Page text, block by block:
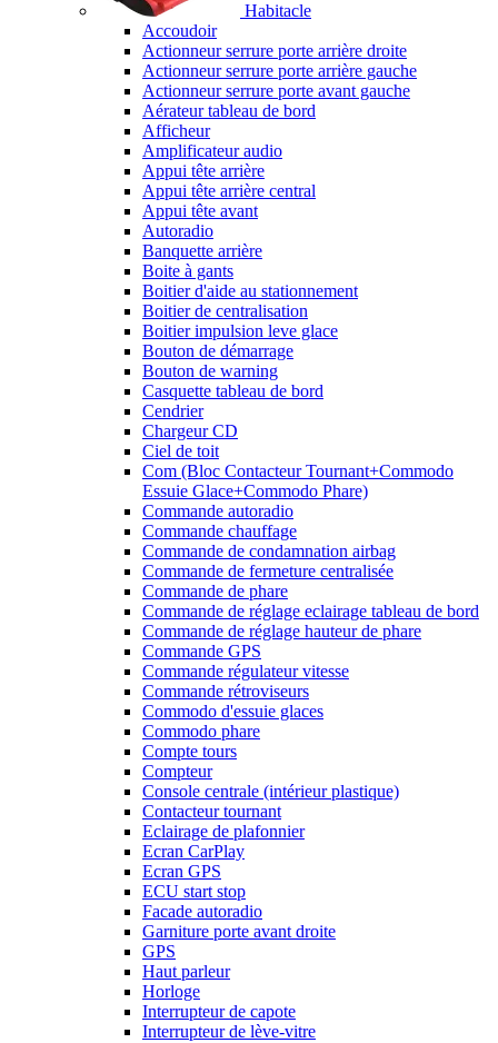
Habitacle
Accoudoir
Actionneur serrure porte arrière droite
Actionneur serrure porte arrière gauche
Actionneur serrure porte avant gauche
Aérateur tableau de bord
Afficheur
Amplificateur audio
Appui tête arrière
Appui tête arrière central
Appui tête avant
Autoradio
Banquette arrière
Boite à gants
Boitier d'aide au stationnement
Boitier de centralisation
Boitier impulsion leve glace
Bouton de démarrage
Bouton de warning
Casquette tableau de bord
Cendrier
Chargeur CD
Ciel de toit
Com (Bloc Contacteur Tournant+Commodo
Essuie Glace+Commodo Phare)
Commande autoradio
Commande chauffage
Commande de condamnation airbag
Commande de fermeture centralisée
Commande de phare
Commande de réglage eclairage tableau de bord
Commande de réglage hauteur de phare
Commande GPS
Commande régulateur vitesse
Commande rétroviseurs
Commodo d'essuie glaces
Commodo phare
Compte tours
Compteur
Console centrale (intérieur plastique)
Contacteur tournant
Eclairage de plafonnier
Ecran CarPlay
Ecran GPS
ECU start stop
Facade autoradio
Garniture porte avant droite
GPS
Haut parleur
Horloge
Interrupteur de capote
Interrupteur de lève-vitre